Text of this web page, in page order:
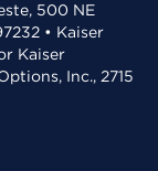
500 NE
• Kaiser
Kaiser
Inc., 2715